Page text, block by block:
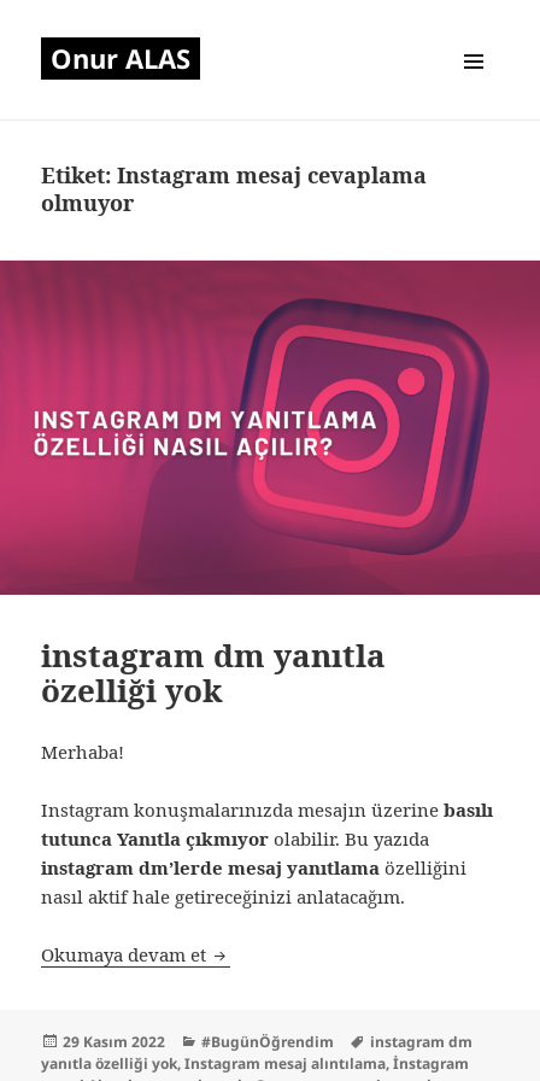
Onur ALAS
Etiket:Instagram mesaj cevaplama
olmuyor
instagram dm yanıtla
özelliği yok
Merhaba!
Instagram konuşmalarınızda mesajın üzerinebasılı
tutunca Yanıtla çıkmıyor olabilir. Bu yazıda
instagram dm’lerde mesaj yanıtlama özelliğini
nasıl aktif hale getireceğinizi anlatacağım.
Okumaya devam et instagram dm yanıtla özelliği yok
Yayın
tarihi
29 Kasım 2022 Kategoriler
#BugünÖğrendim Etiketler
instagram dm
yanıtla özelliği yok,Instagram mesaj alıntılama,İnstagram